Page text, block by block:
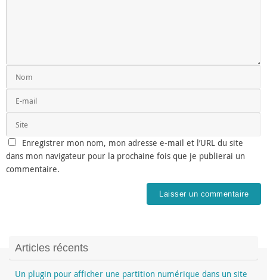
Enregistrer mon nom, mon adresse e-mail et l’URL du site
dans mon navigateur pour la prochaine fois que je publierai un
commentaire.
Articles récents
Un plugin pour afficher une partition numérique dans un site